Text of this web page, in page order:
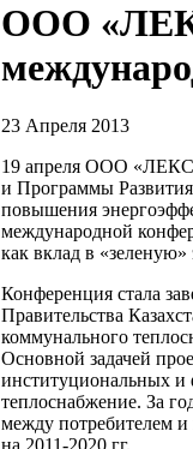
ООО
23 Апреля 2013
19 апреля ООО «ЛЕКС-
и Программы
повышения
международной
как вклад в
Конференция стала
Правительства
коммунального
Основной задачей
институциональных и
теплоснабжение. За
между потребителем